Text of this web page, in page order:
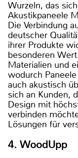
Wurzeln, das
Akustikpaneele
Die Verbindung
deutscher
ihrer Produkte
besonderen
Materialien und
wodurch
auch akustisch
sich an Kunden,
Design mit
verbinden
Lösungen für
4. WoodUpp